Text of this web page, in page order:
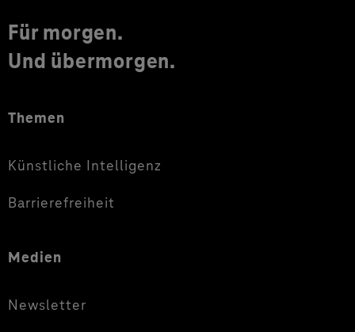
Für morgen.
Und übermorgen.
Themen
Künstliche Intelligenz
Barrierefreiheit
Medien
Newsletter